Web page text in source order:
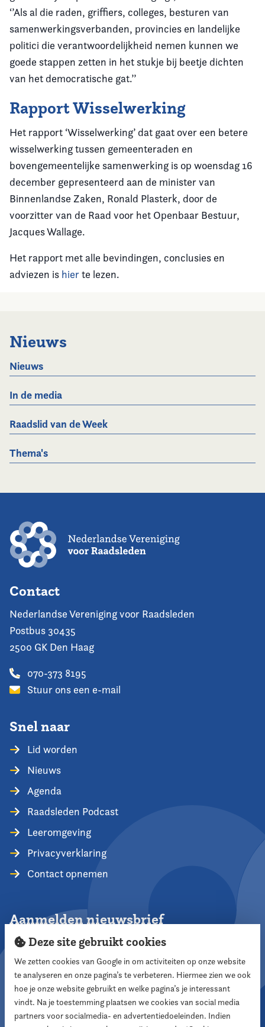
‘’Als al die raden, griffiers, colleges, besturen van
samenwerkingsverbanden, provincies en landelijke
politici die verantwoordelijkheid nemen kunnen we
goede stappen zetten in het stukje bij beetje dichten
van het democratische gat.’’
Rapport Wisselwerking
Het rapport ‘Wisselwerking’ dat gaat over een betere
wisselwerking tussen gemeenteraden en
bovengemeentelijke samenwerking is op woensdag 16
december gepresenteerd aan de minister van
Binnenlandse Zaken, Ronald Plasterk, door de
voorzitter van de Raad voor het Openbaar Bestuur,
Jacques Wallage.
Het rapport met alle bevindingen, conclusies en
adviezen is hierte lezen.
Nieuws
Nieuws
In de media
Raadslid van de Week
Thema's
Contact
Nederlandse Vereniging voor Raadsleden
Postbus 30435
2500 GK Den Haag
070-373 8195
Stuur ons een e-mail
Snel naar
Lid worden
Nieuws
Agenda
Raadsleden Podcast
Leeromgeving
Privacyverklaring
Contact opnemen
Aanmelden nieuwsbrief
Aanmelden
Volg ons
Deze site gebruikt cookies
We zetten cookies van Google in om activiteiten op onze website
te analyseren en onze pagina’s te verbeteren. Hiermee zien we ook
hoe je onze website gebruikt en welke pagina’s je interessant
vindt. Na je toestemming plaatsen we cookies van social media
partners voor socialmedia- en advertentiedoeleinden. Indien